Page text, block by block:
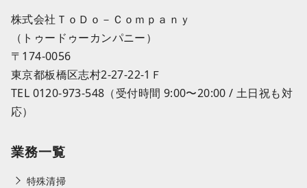
株式会社ＴｏＤｏ－Ｃｏｍｐａｎｙ
（トゥードゥーカンパニー）
〒174-0056
東京都板橋区志村2-27-22-1Ｆ
TEL 0120-973-548（受付時間 9:00〜20:00 / 土日祝も対
応）
業務一覧
特殊清掃